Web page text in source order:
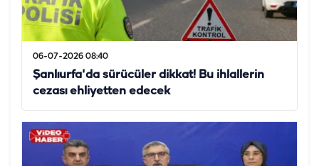
06-07-2026 08:40
Şanlıurfa'da sürücüler dikkat! Bu ihlallerin
cezası ehliyetten edecek